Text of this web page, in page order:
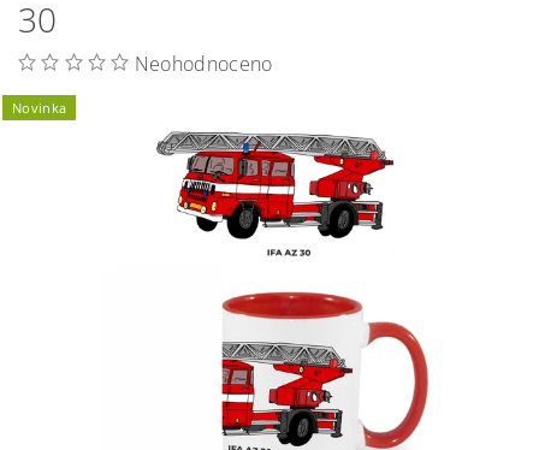
30
Neohodnoceno
Novinka